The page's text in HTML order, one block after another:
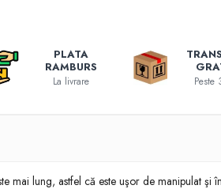
PLATA
RAMBURS
La livrare Peste
mai lung, astfel că este uşor de manipulat şi